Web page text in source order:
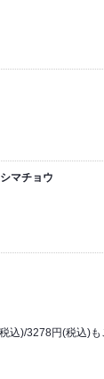
マチョウ
込)/3278円(税込)も